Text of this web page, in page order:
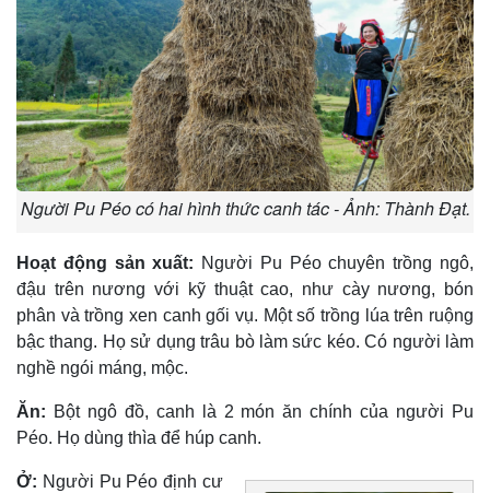
Người Pu Péo có hai hình thức canh tác - Ảnh: Thành Đạt.
Hoạt động sản xuất: Người Pu Péo chuyên trồng ngô,
đậu trên nương với kỹ thuật cao, như cày nương, bón
phân và trồng xen canh gối vụ. Một số trồng lúa trên ruộng
bậc thang. Họ sử dụng trâu bò làm sức kéo. Có người làm
nghề ngói máng, mộc.
Ăn: Bột ngô đồ, canh là 2 món ăn chính của người Pu
Péo. Họ dùng thìa để húp canh.
Ở: Người Pu Péo định cư